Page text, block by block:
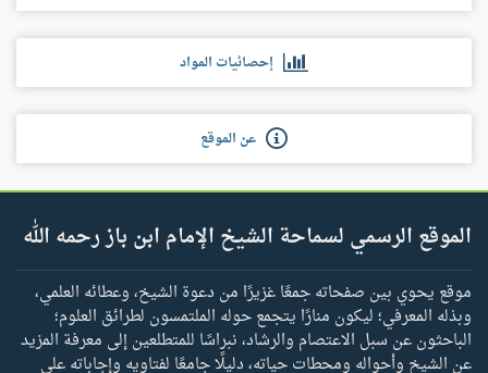
إحصائيات المواد
عن الموقع
الموقع الرسمي لسماحة الشيخ الإمام ابن باز رحمه الله
موقع يحوي بين صفحاته جمعًا غزيرًا من دعوة الشيخ، وعطائه العلمي،
وبذله المعرفي؛ ليكون منارًا يتجمع حوله الملتمسون لطرائق العلوم؛
الباحثون عن سبل الاعتصام والرشاد، نبراسًا للمتطلعين إلى معرفة المزيد
عن الشيخ وأحواله ومحطات حياته، دليلًا جامعًا لفتاويه وإجاباته على